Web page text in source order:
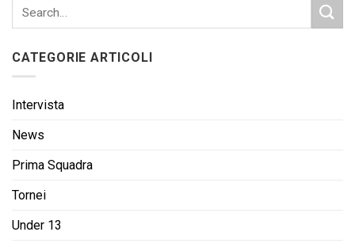
CATEGORIE ARTICOLI
Intervista
News
Prima Squadra
Tornei
Under 13